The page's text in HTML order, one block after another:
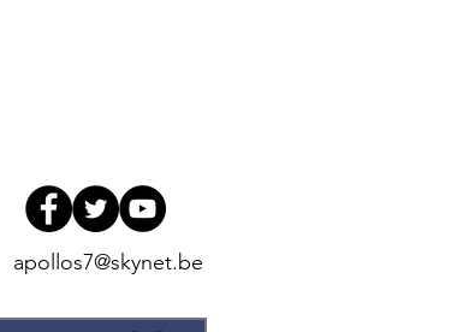
apollos7@skynet.be